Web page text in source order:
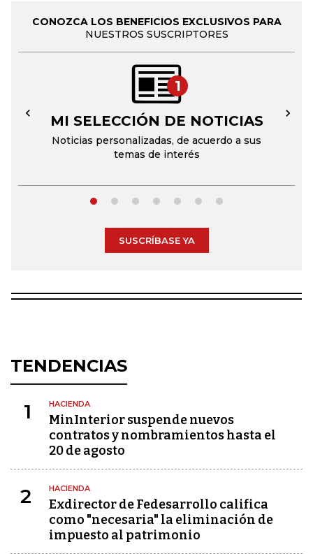
CONOZCA LOS BENEFICIOS EXCLUSIVOS PARA
NUESTROS SUSCRIPTORES
1
MI SELECCIÓN DE NOTICIAS
Noticias personalizadas, de acuerdo a sus
temas de interés
← →
SUSCRÍBASE YA
TENDENCIAS
1 HACIENDA
MinInterior suspende nuevos
contratos y nombramientos hasta el
20 de agosto
2 HACIENDA
Exdirector de Fedesarrollo califica
como "necesaria" la eliminación de
impuesto al patrimonio